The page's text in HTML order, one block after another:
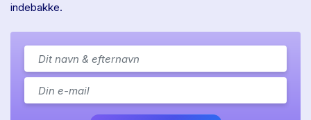
indebakke.